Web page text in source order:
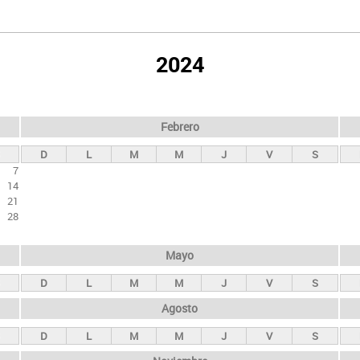
2024
7
14
21
28
Febrero
D L M M J V S
Mayo
D L M M J V S
Agosto
D L M M J V S